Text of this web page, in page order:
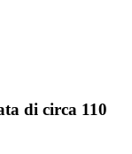
di circa 110